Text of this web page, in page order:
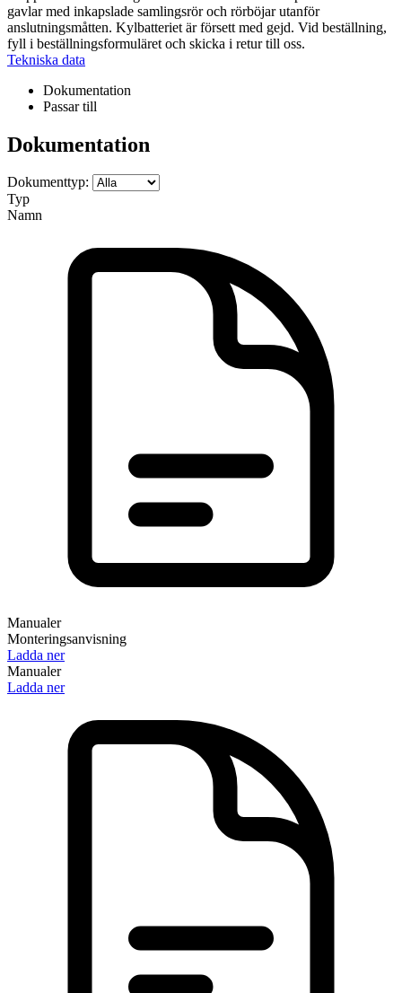
gavlar med inkapslade samlingsrör och rörböjar utanför
anslutningsmåtten. Kylbatteriet är försett med gejd. Vid beställning,
fyll i beställningsformuläret och skicka i retur till oss.
Tekniska data
Dokumentation
Passar till
Dokumentation
Dokumenttyp:
Typ
Namn
Manualer
Monteringsanvisning
Ladda ner
Manualer
Ladda ner